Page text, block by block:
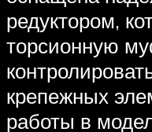
редуктором,
торсионную
крепежных
работы в